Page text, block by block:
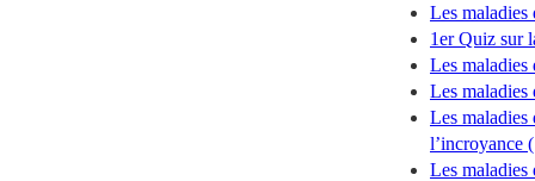
Les
1er Quiz sur
Les
Les
Les maladies
l’incroyance
Les maladies